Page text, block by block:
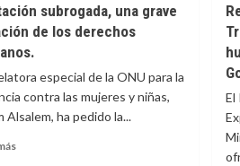
subrogada, una grave
de los derechos
especial de la ONU para la
contra las mujeres y niñas,
Alsalem, ha pedido la...
El